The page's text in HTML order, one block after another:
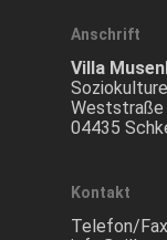
Anschrift
Villa
Weststraße
04435
Kontakt
Telefon/